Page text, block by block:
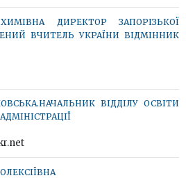
ДИРЕКТОР ЗАПОРІЗЬКОЇ
ВЧИТЕЛЬ УКРАЇНИ ВІДМІННИК
ВІДДІЛУ ОСВІТИ